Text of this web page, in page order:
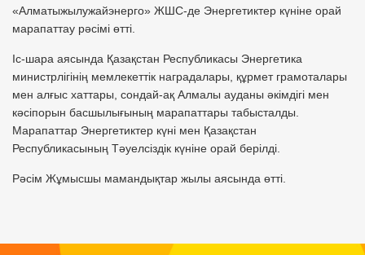
«Алматыжылужайэнерго» ЖШС-де Энергетиктер күніне орай
марапаттау рәсімі өтті.
Іс-шара аясында Қазақстан Республикасы Энергетика
министрлігінің мемлекеттік наградалары, құрмет грамоталары
мен алғыс хаттары, сондай-ақ Алмалы ауданы әкімдігі мен
кәсіпорын басшылығының марапаттары табысталды.
Марапаттар Энергетиктер күні мен Қазақстан
Республикасының Тәуелсіздік күніне орай берілді.
Рәсім Жұмысшы мамандықтар жылы аясында өтті.